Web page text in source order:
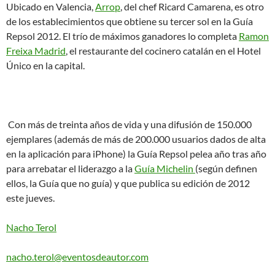
Ubicado en Valencia,Arrop, del chef Ricard Camarena, es otro
de los establecimientos que obtiene su tercer sol en la Guía
Repsol 2012. El trío de máximos ganadores lo completa Ramon
Freixa Madrid, el restaurante del cocinero catalán en el Hotel
Único en la capital.
Con más de treinta años de vida y una difusión de 150.000
ejemplares (además de más de 200.000 usuarios dados de alta
en la aplicación para iPhone) la Guía Repsol pelea año tras año
para arrebatar el liderazgo a laGuía Michelin (según definen
ellos, la Guía que no guía) y que publica su edición de 2012
este jueves.
Nacho Terol
nacho.terol@eventosdeautor.com